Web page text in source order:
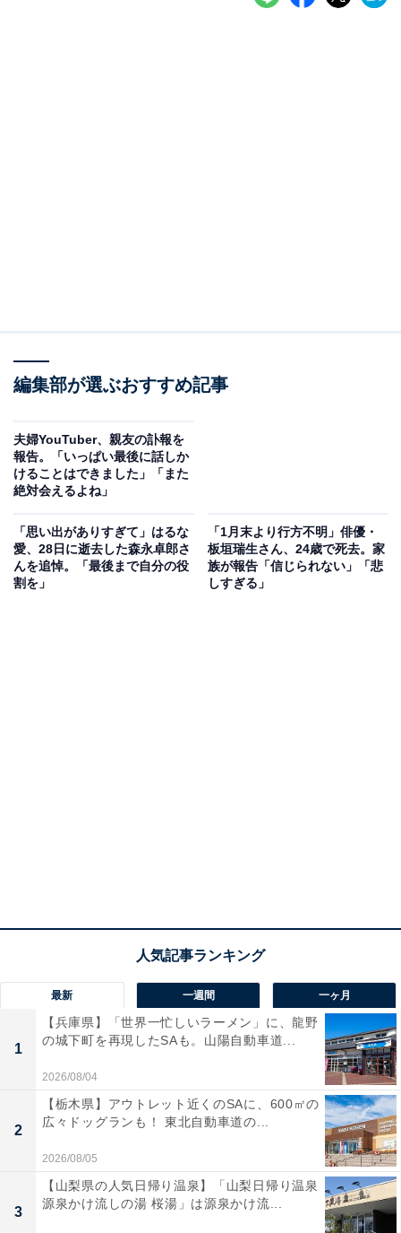
編集部が選ぶおすすめ記事
夫婦YouTuber、親友の訃報を
報告。「いっぱい最後に話しか
けることはできました」「また
絶対会えるよね」
「思い出がありすぎて」はるな
愛、28日に逝去した森永卓郎さ
んを追悼。「最後まで自分の役
割を」
「1月末より行方不明」俳優・
板垣瑞生さん、24歳で死去。家
族が報告「信じられない」「悲
しすぎる」
最新 一週間 一ヶ月
1
【兵庫県】「世界一忙しいラーメン」に、龍野
の城下町を再現したSAも。山陽自動車道...
2026/08/04
2
【栃木県】アウトレット近くのSAに、600㎡の
広々ドッグランも！ 東北自動車道の...
2026/08/05
3
【山梨県の人気日帰り温泉】「山梨日帰り温泉
源泉かけ流しの湯 桜湯」は源泉かけ流...